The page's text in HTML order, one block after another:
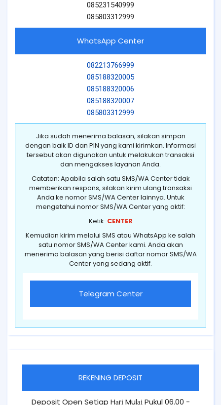
085231540999
085803312999
WhatsApp Center
082213766999
085188320005
085188320006
085188320007
085803312999
Jika sudah menerima balasan, silakan simpan
dengan baik ID dan PIN yang kami kirimkan. Informasi
tersebut akan digunakan untuk melakukan transaksi
dan mengakses layanan Anda.
Catatan: Apabila salah satu SMS/WA Center tidak
memberikan respons, silakan kirim ulang transaksi
Anda ke nomor SMS/WA Center lainnya. Untuk
mengetahui nomor SMS/WA Center yang aktif:
Ketik: CENTER
Kemudian kirim melalui SMS atau WhatsApp ke salah
satu nomor SMS/WA Center kami. Anda akan
menerima balasan yang berisi daftar nomor SMS/WA
Center yang sedang aktif.
Telegram Center
REKENING DEPOSIT
Deposit Open Setiap Hаrі Mulаі Pukul 06.00 -